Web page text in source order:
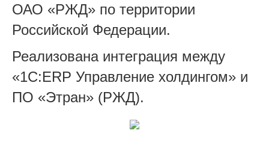
ОАО «РЖД» по территории
Российской Федерации.
Реализована интеграция между
«1С:ERP Управление холдингом» и
ПО «Этран» (РЖД).